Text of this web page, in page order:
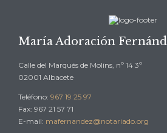
María Adoración
Calle del Marqués de Molins, nº 14 3º
02001 Albacete
Teléfono: 967 19 25 97
Fax: 967 21 57 71
E-mail: mafernandez@notariado.org